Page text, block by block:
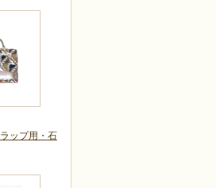
ップ用・石